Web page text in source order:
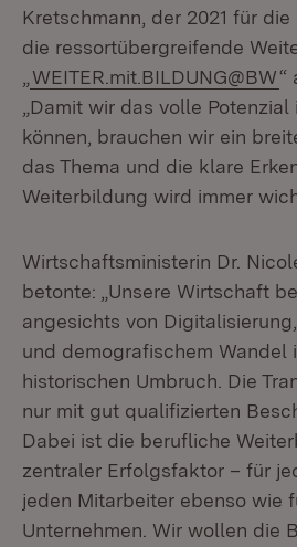
Kretschmann, der 2021 für
die ressortübergreifende
WEITER.mit.BILDUNG@BW“
„Damit wir das volle
können, brauchen wir ein
das Thema und die klare
Weiterbildung wird immer
Wirtschaftsministerin Dr.
betonte: „Unsere Wirtschaft
angesichts von
und demografischem Wandel
historischen Umbruch. Die
nur mit gut qualifizierten
Dabei ist die berufliche
zentraler Erfolgsfaktor – für
jeden Mitarbeiter ebenso wie
Unternehmen. Wir wollen die